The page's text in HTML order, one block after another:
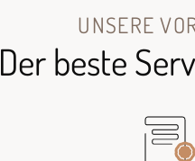
UNSERE
Der beste